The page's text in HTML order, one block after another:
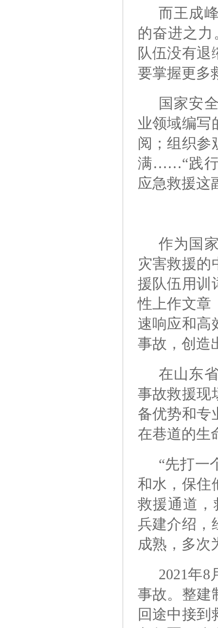
而王成
的奋进之
队伍没有退
要掌握更多
国家安
业领域编写
阅；组织参
满……“践行
应急救援这
作为国
灾害救援的
援队伍用训
性上作文章
速响应和高
事故，创造
在山东
事故救援现
备优势和专
在巷道的生
“先打一
和水，保住
救援通道，
兵建介绍，
成熟，多次
2021年
事故。整建
回途中接